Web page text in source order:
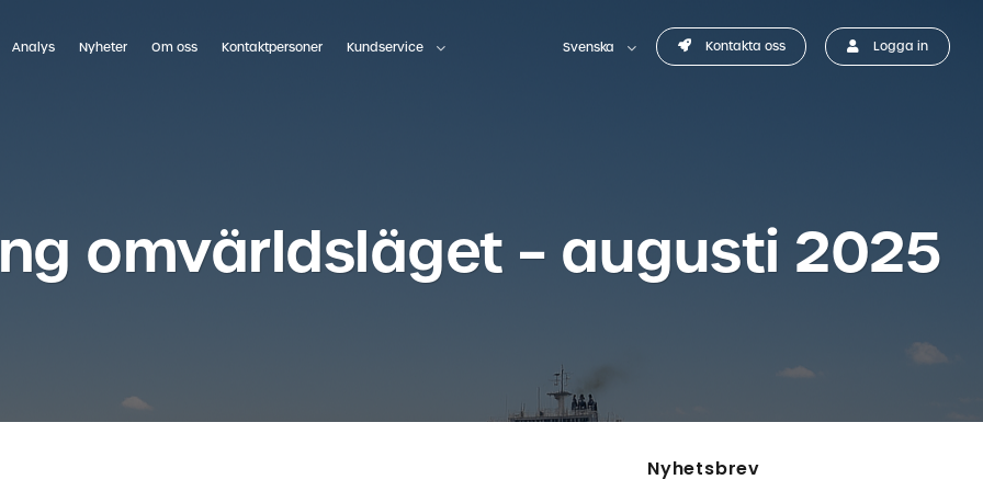
Analys Nyheter Om oss Kontaktpersoner Kundservice Svenska Kontakta oss Logga in
omvärldsläget – augusti 2025
Nyhetsbrev